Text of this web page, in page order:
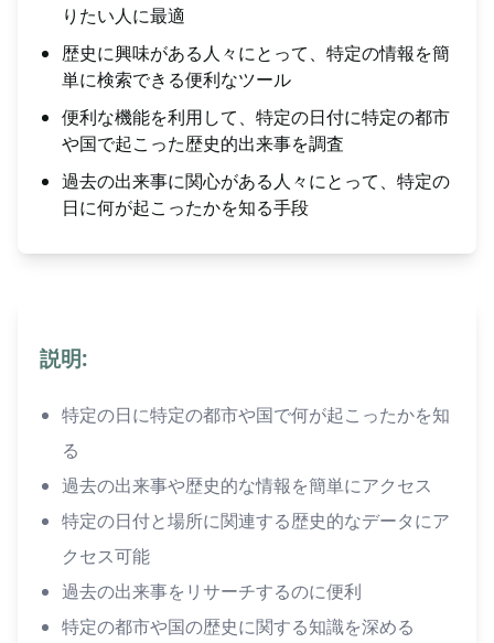
りたい人に最適
歴史に興味がある人々にとって、特定の情報を簡
単に検索できる便利なツール
便利な機能を利用して、特定の日付に特定の都市
や国で起こった歴史的出来事を調査
過去の出来事に関心がある人々にとって、特定の
日に何が起こったかを知る手段
説明:
特定の日に特定の都市や国で何が起こったかを知
る
過去の出来事や歴史的な情報を簡単にアクセス
特定の日付と場所に関連する歴史的なデータにア
クセス可能
過去の出来事をリサーチするのに便利
特定の都市や国の歴史に関する知識を深める